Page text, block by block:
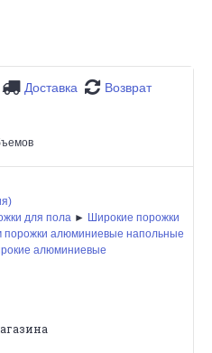
Доставка
Возврат
для пола ► Широкие порожки
порожки алюминиевые напольные
алюминиевые